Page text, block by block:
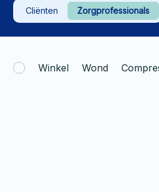
Cliënten Zorgprofessionals
Winkel Wond